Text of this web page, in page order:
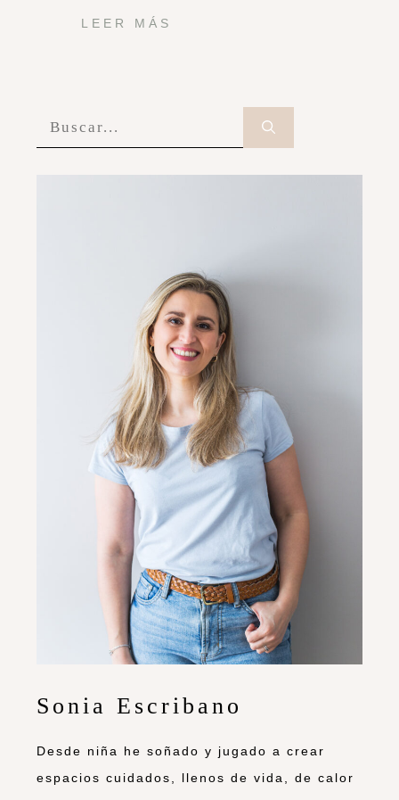
LEER MÁS
Sonia Escribano
Desde niña he soñado y jugado a crear
espacios cuidados, llenos de vida, de calor